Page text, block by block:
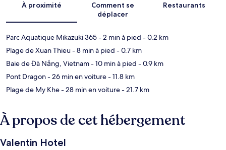
À proximité
Comment se
déplacer
Restaurants
Parc Aquatique Mikazuki 365- 2 min à pied - 0.2 km
Plage de Xuan Thieu- 8 min à pied - 0.7 km
Baie de Đà Nẵng, Vietnam- 10 min à pied - 0.9 km
Pont Dragon- 26 min en voiture- 11.8 km
Plage de My Khe- 28 min en voiture- 21.7 km
À propos de cet hébergement
Valentin Hotel